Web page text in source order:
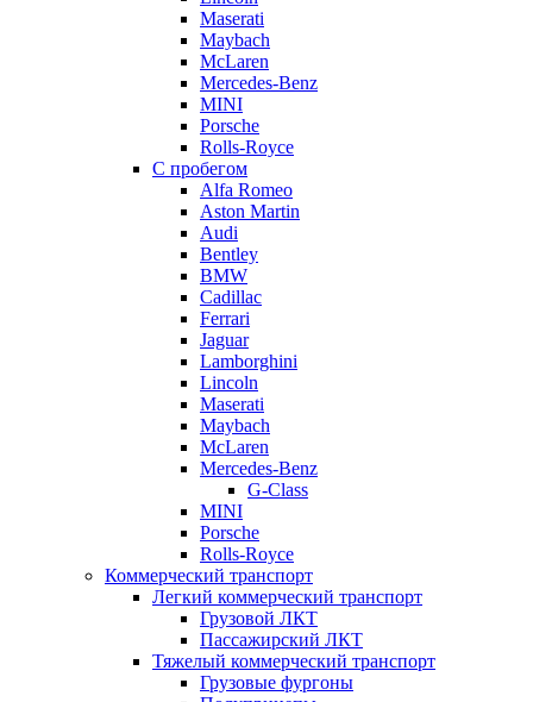
Maserati
Maybach
McLaren
Mercedes-Benz
MINI
Porsche
Rolls-Royce
С пробегом
Alfa Romeo
Aston Martin
Audi
Bentley
BMW
Cadillac
Ferrari
Jaguar
Lamborghini
Lincoln
Maserati
Maybach
McLaren
Mercedes-Benz
G-Class
MINI
Porsche
Rolls-Royce
Коммерческий транспорт
Легкий коммерческий транспорт
Грузовой ЛКТ
Пассажирский ЛКТ
Тяжелый коммерческий транспорт
Грузовые фургоны